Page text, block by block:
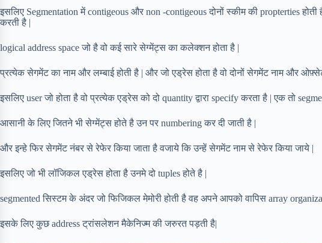
इसलिए Segmentation में contigeous और non -contigeous दोनों स्कीम की propterties होती
करती है |
logical address space जो है वो कई सारे सेग्मेंट्स का कलेक्शन होता है |
प्रत्येक सेगमेंट का नाम और लम्बाई होती है | और जो एड्रेस होता है वो दोनों सेगमेंट नाम और
इसलिए user जो होता है वो प्रत्येक एड्रेस को दो quantity द्वारा specify करता है | एक तो
आसानी के लिए जितने भी सेग्मेंट्स होते है उन पर numbering कर दी जाती है |
और इन्हे फिर सेगमेंट नंबर से रेफेर किया जाता है वजाये कि उन्हें सेगमेंट नाम से रेफेर किया जाये |
इसलिए जो भी लॉजिकल एड्रेस होता है उनमे दो tuples होते है |
segmented सिस्टम के अंदर जो फिजिकल मेमोरी होती है वह अपने आपको वापिस array
इसके लिए कुछ address ट्रांसलेशन मैकेनिज्म की जरुरत पड़ती है|